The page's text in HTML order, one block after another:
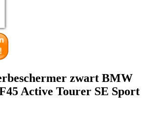
zwart BMW
Active Tourer SE Sport